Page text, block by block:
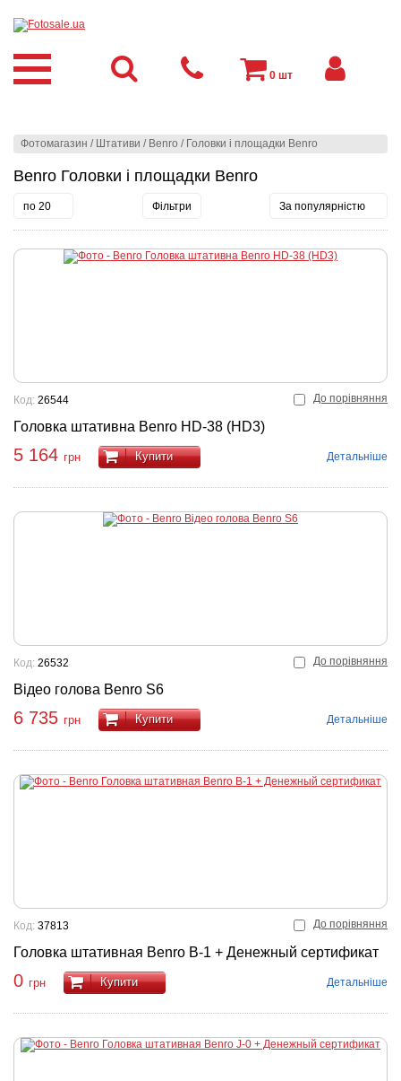
Фотомагазин / Штативи / Benro / Головки і площадки Benro
Benro Головки і площадки Benro
по 20 Фільтри За популярністю
До порівняння
Головка штативна Benro HD-38 (HD3)
Код: 26544
5 164 грн Купити Детальніше
До порівняння
Відео голова Benro S6
Код: 26532
6 735 грн Купити Детальніше
До порівняння
Головка штативная Benro B-1 + Денежный сертификат
Код: 37813
0 грн Купити Детальніше
0 шт